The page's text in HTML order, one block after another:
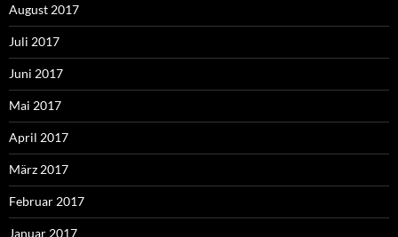
August 2017
Juli 2017
Juni 2017
Mai 2017
April 2017
März 2017
Februar 2017
Januar 2017